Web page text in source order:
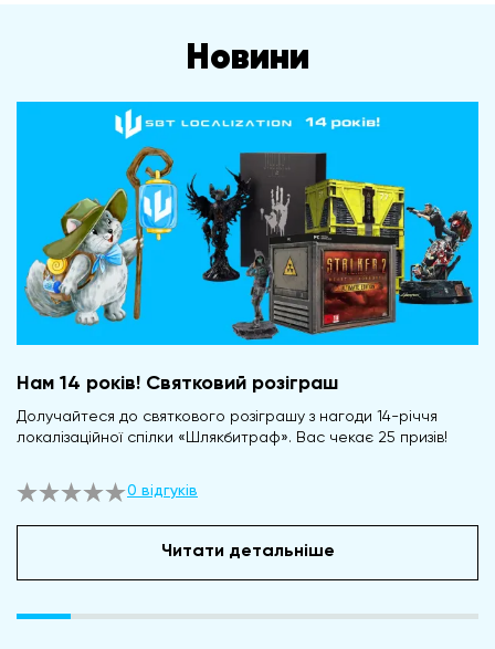
Новини
Нам 14 років! Святковий розіграш
Долучайтеся до святкового розіграшу з нагоди 14-річчя
локалізаційної спілки «Шлякбитраф». Вас чекає 25 призів!
0 відгуків
Читати детальніше